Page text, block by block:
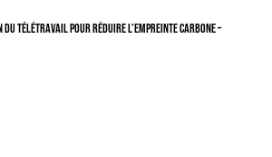
télétravail pour réduire l’empreinte carbone –